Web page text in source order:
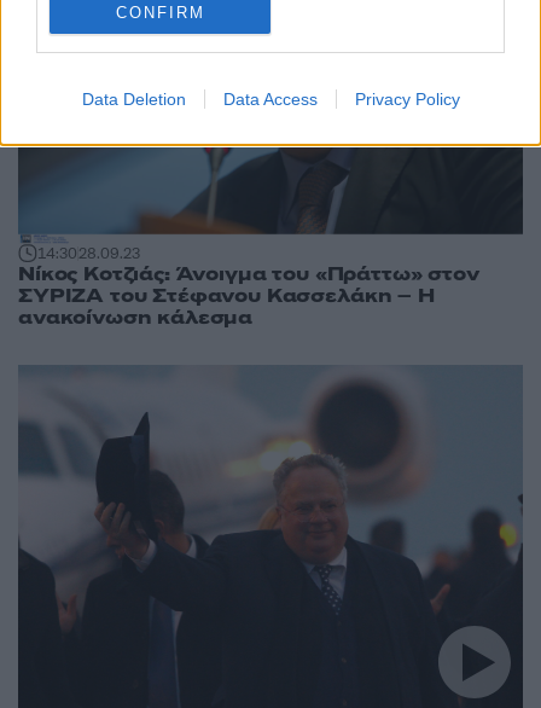
CONFIRM
Data Deletion Data Access Privacy Policy
14:3028.09.23
Νίκος Κοτζιάς: Άνοιγμα του «Πράττω» στον
ΣΥΡΙΖΑ του Στέφανου Κασσελάκη – Η
ανακοίνωση κάλεσμα